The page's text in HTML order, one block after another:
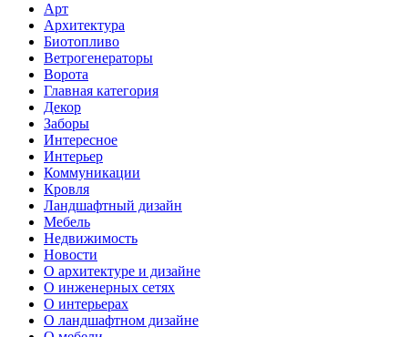
Арт
Архитектура
Биотопливо
Ветрогенераторы
Ворота
Главная категория
Декор
Заборы
Интересное
Интерьер
Коммуникации
Кровля
Ландшафтный дизайн
Мебель
Недвижимость
Новости
О архитектуре и дизайне
О инженерных сетях
О интерьерах
О ландшафтном дизайне